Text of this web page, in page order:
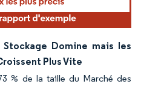
Domine mais les
Plus Vite
% de la taille du Marché des